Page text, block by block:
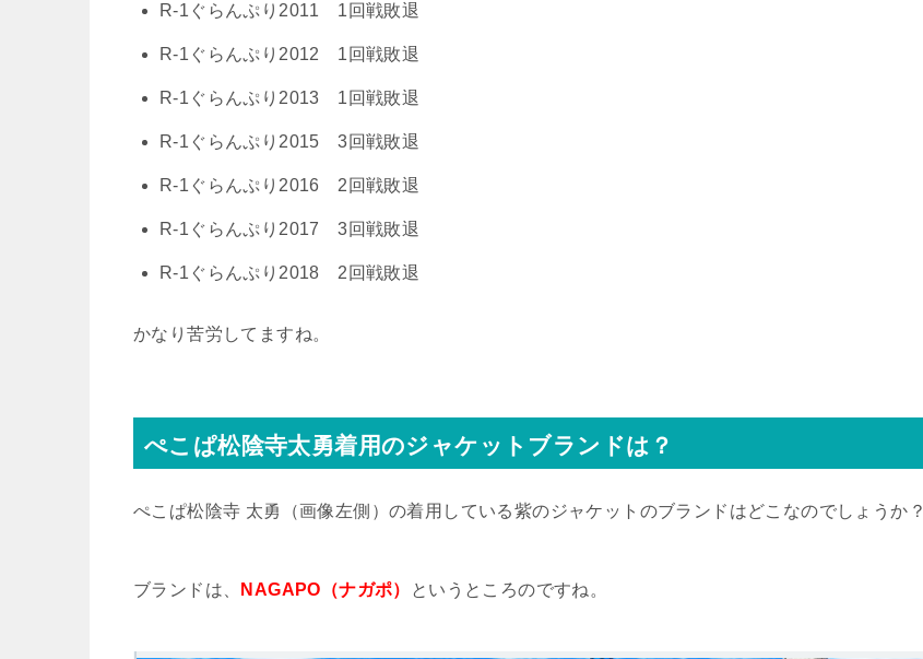
R-1ぐらんぷり2011 1回戦敗退
R-1ぐらんぷり2012 1回戦敗退
R-1ぐらんぷり2013 1回戦敗退
R-1ぐらんぷり2015 3回戦敗退
R-1ぐらんぷり2016 2回戦敗退
R-1ぐらんぷり2017 3回戦敗退
R-1ぐらんぷり2018 2回戦敗退
かなり苦労してますね。
ぺこぱ松陰寺太勇着用のジャケットブランドは？
ぺこぱ松陰寺 太勇（画像左側）の着用している紫のジャケットのブランドはどこなのでしょうか？
ブランドは、 NAGAPO（ナガポ） というところのですね。